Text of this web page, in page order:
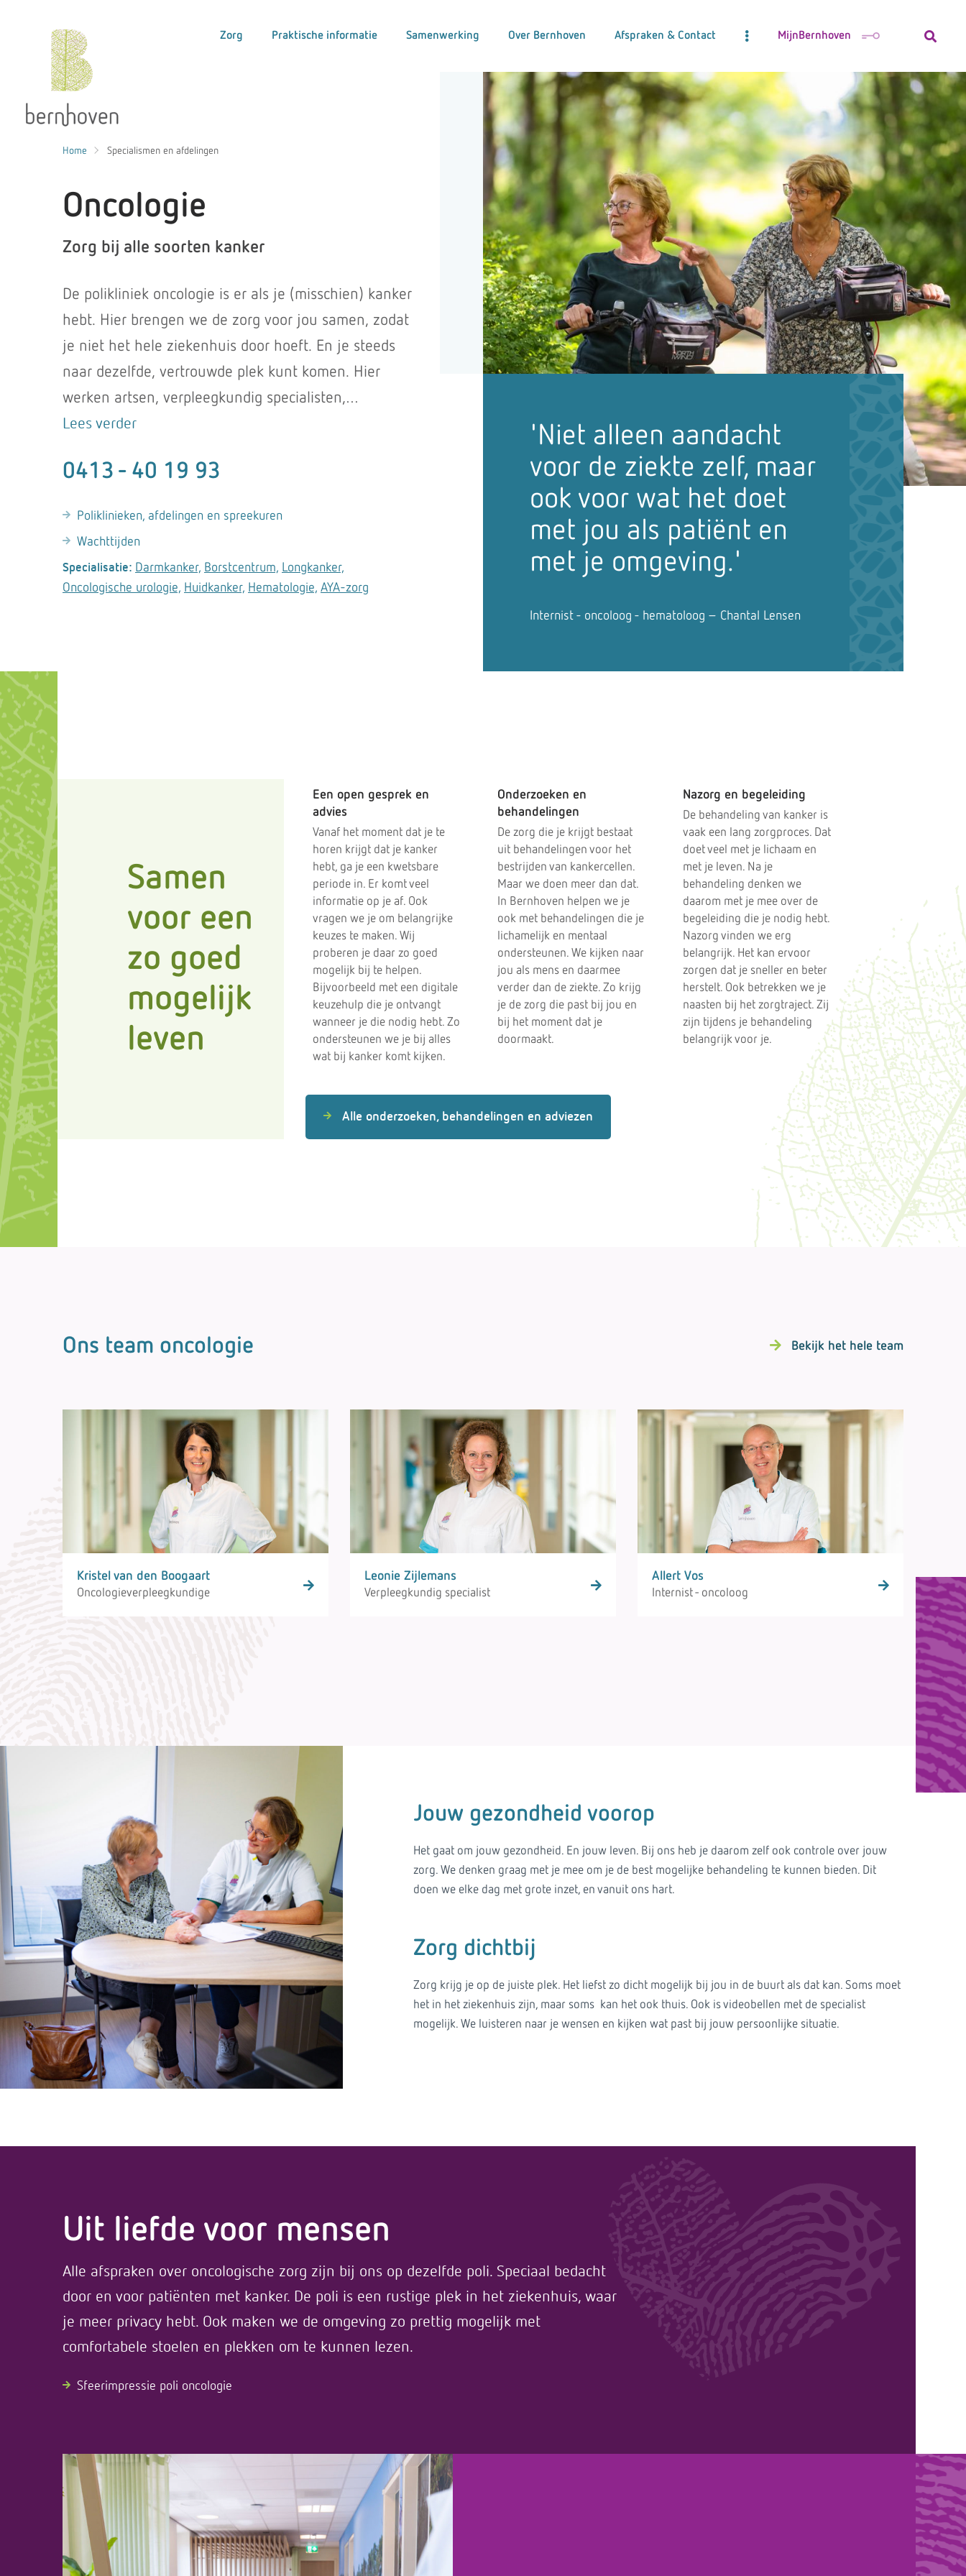
Zorg Praktische informatie Samenwerking Over Bernhoven Afspraken & Contact MijnBernhoven
Home Specialismen en afdelingen
Oncologie
Zorg bij alle soorten kanker
De polikliniek oncologie is er als je (misschien) kanker
hebt. Hier brengen we de zorg voor jou samen, zodat
je niet het hele ziekenhuis door hoeft. En je steeds
naar dezelfde, vertrouwde plek kunt komen. Hier
werken artsen, verpleegkundig specialisten,
gespecialiseerde verpleegkundigen en andere
overleg, dus zo snel mogelijk zorg. Ook de andere
betrokken zijn, weten ons op de polikliniek te vinden.
Daar werken we niet alleen vanuit onze uitstekende
medische kennis en ervaring. We werken ook met ons
Lees verder
0413 - 40 19 93
Poliklinieken, afdelingen en spreekuren
Wachttijden
Specialisatie: Darmkanker, Borstcentrum, Longkanker,
Oncologische urologie, Huidkanker, Hematologie, AYA-zorg
'Niet alleen aandacht
voor de ziekte zelf, maar
ook voor wat het doet
met jou als patiënt en
met je omgeving.'
Internist - oncoloog - hematoloog – Chantal Lensen
Samen
voor een
zo goed
mogelijk
leven
Een open gesprek en
advies
Vanaf het moment dat je te
horen krijgt dat je kanker
hebt, ga je een kwetsbare
periode in. Er komt veel
informatie op je af. Ook
vragen we je om belangrijke
keuzes te maken. Wij
proberen je daar zo goed
mogelijk bij te helpen.
Bijvoorbeeld met een digitale
keuzehulp die je ontvangt
wanneer je die nodig hebt. Zo
ondersteunen we je bij alles
wat bij kanker komt kijken.
Onderzoeken en
behandelingen
De zorg die je krijgt bestaat
uit behandelingen voor het
bestrijden van kankercellen.
Maar we doen meer dan dat.
In Bernhoven helpen we je
ook met behandelingen die je
lichamelijk en mentaal
ondersteunen. We kijken naar
jou als mens en daarmee
verder dan de ziekte. Zo krijg
je de zorg die past bij jou en
bij het moment dat je
doormaakt.
Nazorg en begeleiding
De behandeling van kanker is
vaak een lang zorgproces. Dat
doet veel met je lichaam en
met je leven. Na je
behandeling denken we
daarom met je mee over de
begeleiding die je nodig hebt.
Nazorg vinden we erg
belangrijk. Het kan ervoor
zorgen dat je sneller en beter
herstelt. Ook betrekken we je
naasten bij het zorgtraject. Zij
zijn tijdens je behandeling
belangrijk voor je.
Alle onderzoeken, behandelingen en adviezen
Ons team oncologie Bekijk het hele team
Kristel van den Boogaart
Oncologieverpleegkundige
Leonie Zijlemans
Verpleegkundig specialist
Allert Vos
Internist - oncoloog
Jouw gezondheid voorop
Het gaat om jouw gezondheid. En jouw leven. Bij ons heb je daarom zelf ook controle over jouw
zorg. We denken graag met je mee om je de best mogelijke behandeling te kunnen bieden. Dit
doen we elke dag met grote inzet, en vanuit ons hart.
Zorg dichtbij
Zorg krijg je op de juiste plek. Het liefst zo dicht mogelijk bij jou in de buurt als dat kan. Soms moet
het in het ziekenhuis zijn, maar soms kan het ook thuis. Ook is videobellen met de specialist
mogelijk. We luisteren naar je wensen en kijken wat past bij jouw persoonlijke situatie.
Uit liefde voor mensen
Alle afspraken over oncologische zorg zijn bij ons op dezelfde poli. Speciaal bedacht
door en voor patiënten met kanker. De poli is een rustige plek in het ziekenhuis, waar
je meer privacy hebt. Ook maken we de omgeving zo prettig mogelijk met
comfortabele stoelen en plekken om te kunnen lezen.
Sfeerimpressie poli oncologie